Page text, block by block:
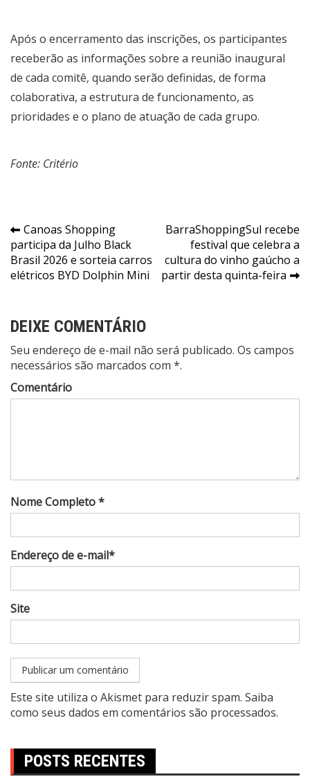
Após o encerramento das inscrições, os participantes
receberão as informações sobre a reunião inaugural
de cada comitê, quando serão definidas, de forma
colaborativa, a estrutura de funcionamento, as
prioridades e o plano de atuação de cada grupo.
Fonte: Critério
Navegação
de
Post
Canoas Shopping
participa da Julho Black
Brasil 2026 e sorteia carros
elétricos BYD Dolphin Mini
BarraShoppingSul recebe
festival que celebra a
cultura do vinho gaúcho a
partir desta quinta-feira
DEIXE COMENTÁRIO
Seu endereço de e-mail não será publicado. Os campos
necessários são marcados com *.
Comentário
Nome Completo *
Endereço de e-mail*
Site
Este site utiliza o Akismet para reduzir spam. Saiba
como seus dados em comentários são processados.
POSTS RECENTES